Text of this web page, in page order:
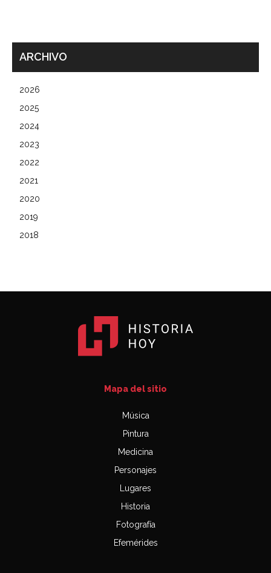
ARCHIVO
2026
2025
2024
2023
2022
2021
2020
2019
2018
Mapa del sitio
Música
Pintura
Medicina
Personajes
Lugares
Historia
Fotografía
Efemérides